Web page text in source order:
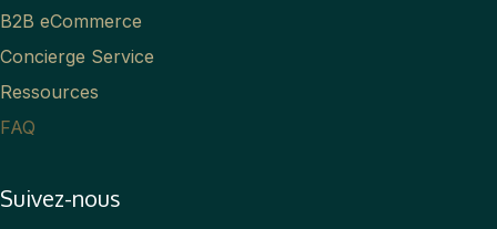
B2B eCommerce
Concierge Service
Ressources
FAQ
Suivez-nous